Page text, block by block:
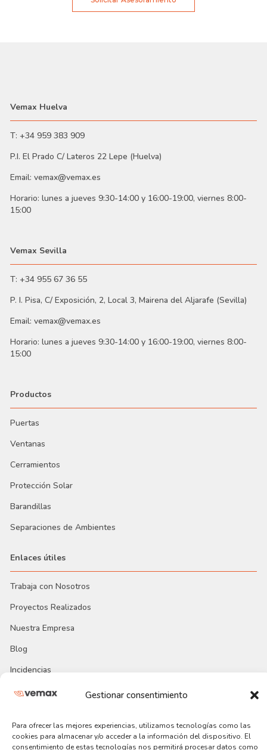
Gestionar consentimiento
Para ofrecer las mejores experiencias, utilizamos tecnologías como las
cookies para almacenar y/o acceder a la información del dispositivo. El
consentimiento de estas tecnologías nos permitirá procesar datos como
Vemax Huelva
T: +34 959 383 909
P.I. El Prado C/ Lateros 22 Lepe (Huelva)
Email: vemax@vemax.es
Horario: lunes a jueves 9:30-14:00 y 16:00-19:00, viernes 8:00-
15:00
Vemax Sevilla
T: +34 955 67 36 55
P. I. Pisa, C/ Exposición, 2, Local 3, Mairena del Aljarafe (Sevilla)
Email: vemax@vemax.es
Horario: lunes a jueves 9:30-14:00 y 16:00-19:00, viernes 8:00-
15:00
Productos
Puertas
Ventanas
Cerramientos
Protección Solar
Barandillas
Separaciones de Ambientes
Enlaces útiles
Trabaja con Nosotros
Proyectos Realizados
Nuestra Empresa
Blog
Incidencias